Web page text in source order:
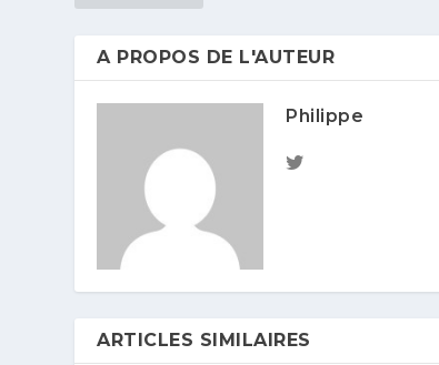
A PROPOS DE L'AUTEUR
Philippe
ARTICLES SIMILAIRES